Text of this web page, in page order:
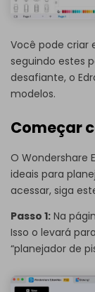
Você pode criar
seguindo estes
desafiante, o
modelos.
Começar
O Wondershare
ideais para
acessar, siga
Passo 1: Na
Isso o levará
“planejador de